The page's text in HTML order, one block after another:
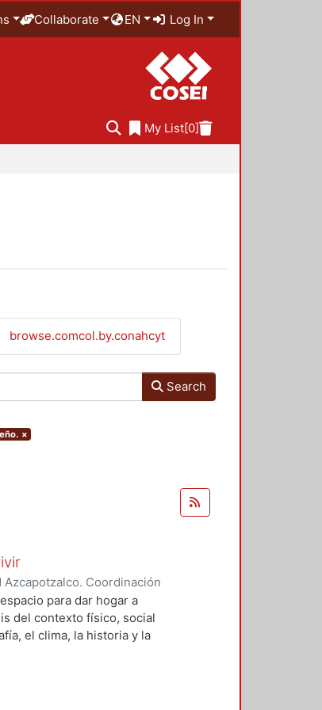
Collaborate EN Log In
My List[0]
browse.comcol.by.conahcyt
Search
×
Coordinación
Claudia Alondra;Arce
para dar hogar a
del contexto físico, social
el clima, la historia y la